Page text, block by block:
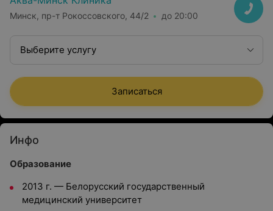
Минск, пр-т Рокоссовского, 44/2 до 20:00
Выберите услугу
Записаться
Инфо
Образование
2013 г. — Белорусский государственный
медицинский университет